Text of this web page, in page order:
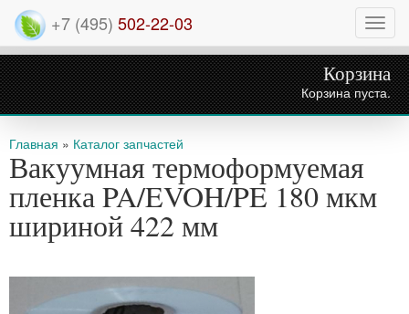
+7 (495) 502-22-03
Корзина
Корзина пуста.
Вы здесь
Главная » Каталог запчастей
Вакуумная термоформуемая
пленка PA/EVOH/PE 180 мкм
шириной 422 мм